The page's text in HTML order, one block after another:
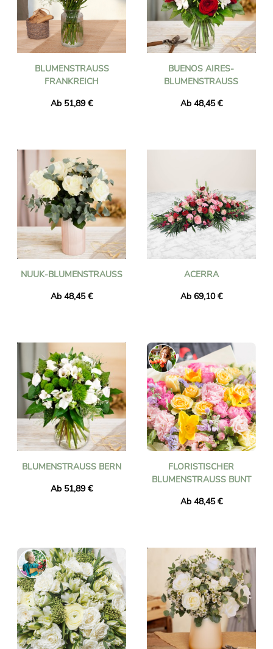
BLUMENSTRAUSS F
RANKREICH
Ab 51,89 €
BUENOS AIRES-
BLUMENSTRAUSS
Ab 48,45 €
NUUK-BLUMENSTRAUSS
Ab 48,45 €
ACERRA
Ab 69,10 €
BLUMENSTRAUSS BERN
Ab 51,89 €
FLORISTISCHER
BLUMENSTRAUSS BUNT
Ab 48,45 €